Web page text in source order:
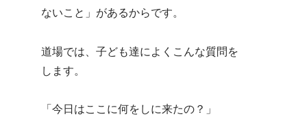
ないこと」があるからです。
道場では、子ども達によくこんな質問を
します。
「今日はここに何をしに来たの？」